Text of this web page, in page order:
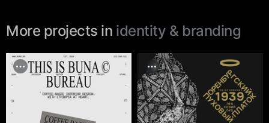
More projects in identity & branding